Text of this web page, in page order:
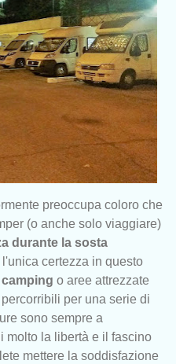
preoccupa coloro che
(o anche solo viaggiare)
durante la sosta
certezza in questo
o aree attrezzate
per una serie di
sono sempre a
molto la libertà e il fascino
mettere la soddisfazione